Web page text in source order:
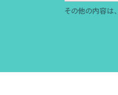
その他の内容は、